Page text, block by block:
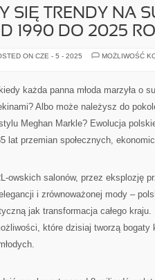
SIĘ TRENDY NA
1990 DO 2025
ON CZE - 5 - 2025
MOŻLIWOŚĆ
każda panna młoda marzyła o
Albo może należysz do
Meghan Markle? Ewolucja
lat przemian społecznych,
owskich salonów, przez eksplozję
i zrównoważonej mody –
jak transformacja całego kraju.
które dzisiaj tworzą bogaty